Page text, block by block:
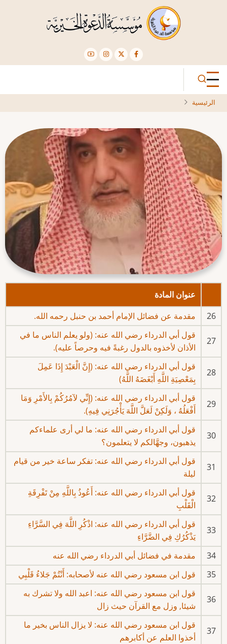
الرئيسية
عنوان المادة
26 مقدمة عن فضائل الإمام أحمد بن حنبل رحمه الله.
27
قول أبي الدرداء رضي الله عنه: (ولو يعلم الناس ما في
الأذان لأخذوه بالدول رغبةً فيه وحرصاً عليه).
28
قول أبي الدرداء رضي الله عنه: (إِنَّ الْعَبْدَ إِذَا عَمِلَ
بِمَعْصِيَةِ اللَّهِ أَبْغَضَهُ اللَّهُ)
29
قول أبي الدرداء رضي الله عنه: (إِنِّي لآمُرُكُمْ بِالأَمْرِ وَمَا
أَفْعَلُهُ ، وَلَكِنْ لَعَلَّ اللَّهَ يَأْجُرَنِي فِيهِ).
30
قول أبي الدرداء رضي الله عنه: ما لي أرى علماءكم
يذهبون، وجهَّالكم لا يتعلمون؟
31
قول أبي الدرداء رضي الله عنه: تفكر ساعة خير من قيام
ليلة
32
قول أبي الدرداء رضي الله عنه: أَعُوذُ بِاللَّهِ مِنْ تَفْرِقَةِ
الْقَلْبِ
33
قول أبي الدرداء رضي الله عنه: اذْكُرِ اللَّهَ فِي السَّرَّاءِ
يَذْكُرُكِ فِي الضَّرَّاءِ
34
مقدمة في فضائل أبي الدرداء رضي الله عنه
35
قول ابن مسعود رضي الله عنه لأصحابه: أَنْتُمْ جَلاءُ قَلْبِي
36
قول ابن مسعود رضي الله عنه: اعبد الله ولا تشرك به
شيئا, وزل مع القرآن حيث زال
37
قول ابن مسعود رضي الله عنه: لا يزال الناس بخير ما
أخذوا العلم عن أكابرهم